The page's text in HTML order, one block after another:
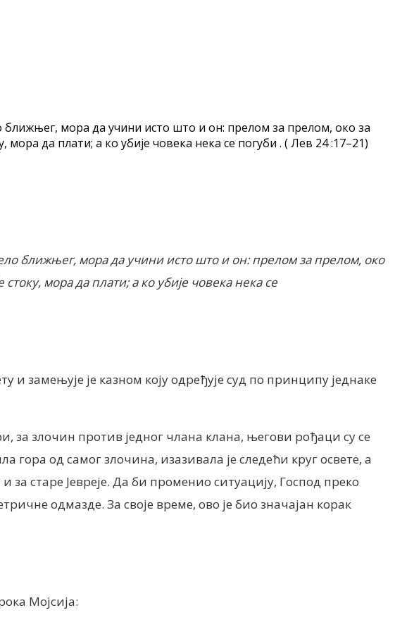
ближњег, мора да учини исто што и он: прелом за прелом, око за
да плати; а ко убије човека нека се погуби . ( Лев 24 :17–21)
ближњег, мора да учини исто што и он: прелом за прелом, око
мора да плати; а ко убије човека нека се
и замењује је казном коју одређује суд по принципу једнаке
злочин против једног члана клана, његови рођаци су се
гора од самог злочина, изазивала је следећи круг освете, а
за старе Јевреје. Да би променио ситуацију, Господ преко
одмазде. За своје време, ово је био значајан корак
Мојсија: